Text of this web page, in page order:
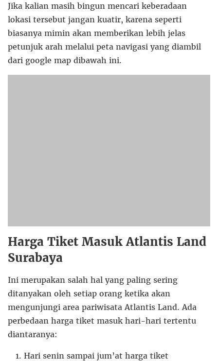
Jika kalian masih bingun mencari keberadaan
lokasi tersebut jangan kuatir, karena seperti
biasanya mimin akan memberikan lebih jelas
petunjuk arah melalui peta navigasi yang diambil
dari google map dibawah ini.
Harga Tiket Masuk Atlantis Land
Surabaya
Ini merupakan salah hal yang paling sering
ditanyakan oleh setiap orang ketika akan
mengunjungi area pariwisata Atlantis Land. Ada
perbedaan harga tiket masuk hari-hari tertentu
diantaranya:
Hari senin sampai jum’at harga tiket